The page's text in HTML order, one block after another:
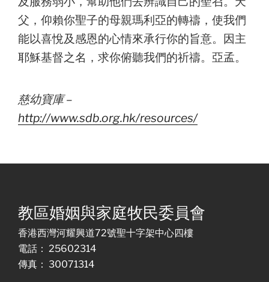
父，仰賴你聖子的母親瑪利亞的轉禱，使我們
能以喜悅及感恩的心情來承行你的旨意。因主
耶穌基督之名，求你俯聽我們的祈禱。亞孟。
慈幼寶庫 –
http://www.sdb.org.hk/resources/
教區婚姻與家庭牧民委員會
香港西灣河耀興道72號聖十字架中心四樓
電話： 25602314
傳真： 30071314